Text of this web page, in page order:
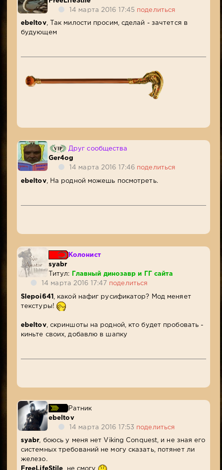
14 марта 2016 17:45 поделиться
ebeltov, Так милости просим, сделай - зачтется в
будующем
Друг сообщества
Ger4og
14 марта 2016 17:46 поделиться
ebeltov, На родной можешь посмотреть.
Колонист
syabr
Титул:
Главный динозавр и ГГ сайта
14 марта 2016 17:47 поделиться
Slepoi641
, какой нафиг русификатор? Мод меняет
текстуры!
ebeltov, скриншоты на родной, кто будет пробовать -
киньте своих, добавлю в шапку
Ратник
ebeltov
14 марта 2016 17:53 поделиться
syabr, боюсь у меня нет Viking Conquest, и не зная его
системных требований не могу сказать, потянет ли
железо.